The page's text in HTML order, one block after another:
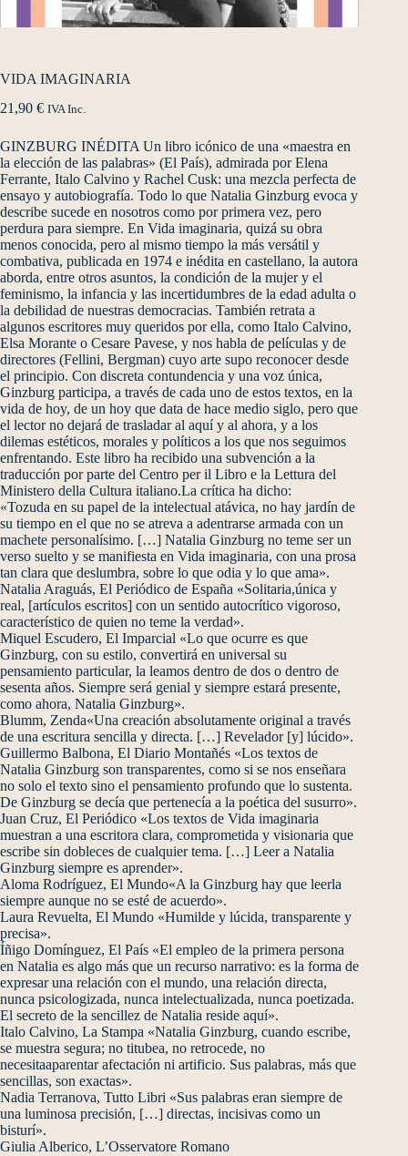
VIDA IMAGINARIA
21,90 € IVA Inc.
GINZBURG INÉDITA Un libro icónico de una «maestra en
la elección de las palabras» (El País), admirada por Elena
Ferrante, Italo Calvino y Rachel Cusk: una mezcla perfecta de
ensayo y autobiografía. Todo lo que Natalia Ginzburg evoca y
describe sucede en nosotros como por primera vez, pero
perdura para siempre. En Vida imaginaria, quizá su obra
menos conocida, pero al mismo tiempo la más versátil y
combativa, publicada en 1974 e inédita en castellano, la autora
aborda, entre otros asuntos, la condición de la mujer y el
feminismo, la infancia y las incertidumbres de la edad adulta o
la debilidad de nuestras democracias. También retrata a
algunos escritores muy queridos por ella, como Italo Calvino,
Elsa Morante o Cesare Pavese, y nos habla de películas y de
directores (Fellini, Bergman) cuyo arte supo reconocer desde
el principio. Con discreta contundencia y una voz única,
Ginzburg participa, a través de cada uno de estos textos, en la
vida de hoy, de un hoy que data de hace medio siglo, pero que
el lector no dejará de trasladar al aquí y al ahora, y a los
dilemas estéticos, morales y políticos a los que nos seguimos
enfrentando. Este libro ha recibido una subvención a la
traducción por parte del Centro per il Libro e la Lettura del
Ministero della Cultura italiano.La crítica ha dicho:
«Tozuda en su papel de la intelectual atávica, no hay jardín de
su tiempo en el que no se atreva a adentrarse armada con un
machete personalísimo. […] Natalia Ginzburg no teme ser un
verso suelto y se manifiesta en Vida imaginaria, con una prosa
tan clara que deslumbra, sobre lo que odia y lo que ama».
Natalia Araguás, El Periódico de España «Solitaria,única y
real, [artículos escritos] con un sentido autocrítico vigoroso,
característico de quien no teme la verdad».
Miquel Escudero, El Imparcial «Lo que ocurre es que
Ginzburg, con su estilo, convertirá en universal su
pensamiento particular, la leamos dentro de dos o dentro de
sesenta años. Siempre será genial y siempre estará presente,
como ahora, Natalia Ginzburg».
Blumm, Zenda«Una creación absolutamente original a través
de una escritura sencilla y directa. […] Revelador [y] lúcido».
Guillermo Balbona, El Diario Montañés «Los textos de
Natalia Ginzburg son transparentes, como si se nos enseñara
no solo el texto sino el pensamiento profundo que lo sustenta.
De Ginzburg se decía que pertenecía a la poética del susurro».
Juan Cruz, El Periódico «Los textos de Vida imaginaria
muestran a una escritora clara, comprometida y visionaria que
escribe sin dobleces de cualquier tema. […] Leer a Natalia
Ginzburg siempre es aprender».
Aloma Rodríguez, El Mundo«A la Ginzburg hay que leerla
siempre aunque no se esté de acuerdo».
Laura Revuelta, El Mundo «Humilde y lúcida, transparente y
precisa».
Íñigo Domínguez, El País «El empleo de la primera persona
en Natalia es algo más que un recurso narrativo: es la forma de
expresar una relación con el mundo, una relación directa,
nunca psicologizada, nunca intelectualizada, nunca poetizada.
El secreto de la sencillez de Natalia reside aquí».
Italo Calvino, La Stampa «Natalia Ginzburg, cuando escribe,
se muestra segura; no titubea, no retrocede, no
necesitaaparentar afectación ni artificio. Sus palabras, más que
sencillas, son exactas».
Nadia Terranova, Tutto Libri «Sus palabras eran siempre de
una luminosa precisión, […] directas, incisivas como un
bisturí».
Giulia Alberico, L’Osservatore Romano